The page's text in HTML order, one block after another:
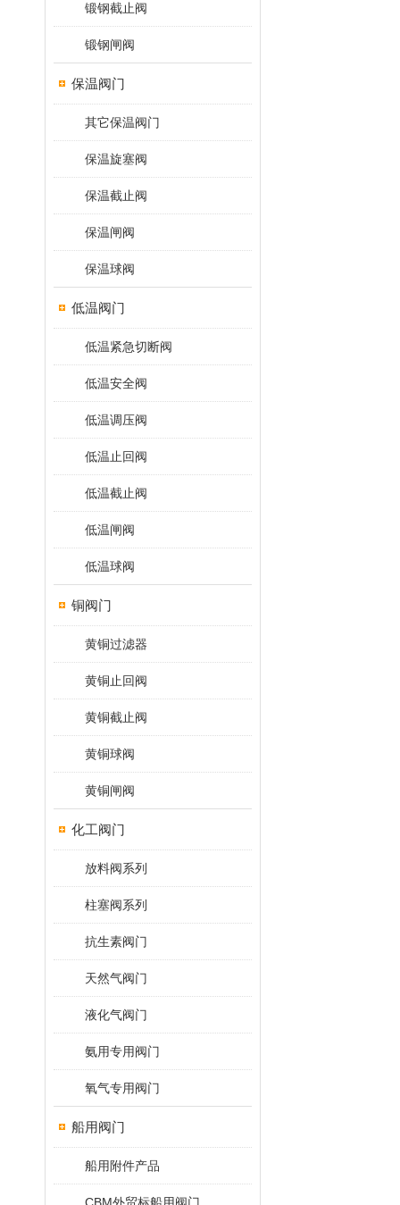
锻钢截止阀
锻钢闸阀
保温阀门
其它保温阀门
保温旋塞阀
保温截止阀
保温闸阀
保温球阀
低温阀门
低温紧急切断阀
低温安全阀
低温调压阀
低温止回阀
低温截止阀
低温闸阀
低温球阀
铜阀门
黄铜过滤器
黄铜止回阀
黄铜截止阀
黄铜球阀
黄铜闸阀
化工阀门
放料阀系列
柱塞阀系列
抗生素阀门
天然气阀门
液化气阀门
氨用专用阀门
氧气专用阀门
船用阀门
船用附件产品